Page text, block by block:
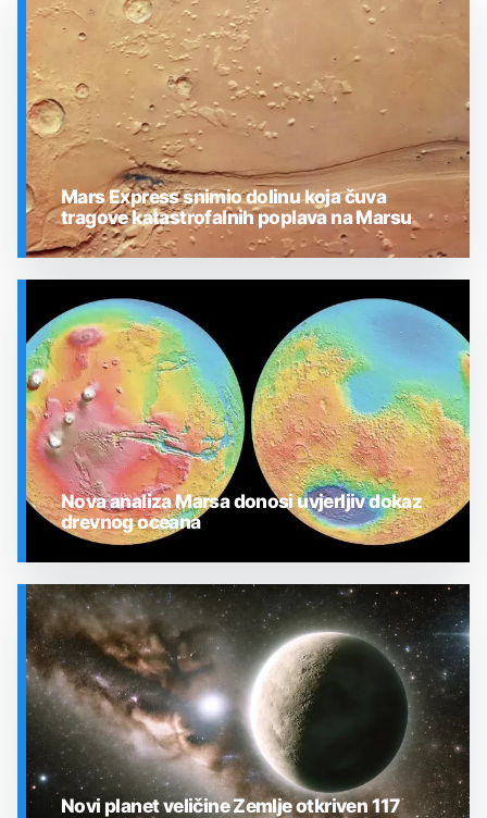
SVEMIR
Mars Express snimio dolinu koja čuva
tragove katastrofalnih poplava na Marsu
SVEMIR
Nova analiza Marsa donosi uvjerljiv dokaz
drevnog oceana
Novi planet veličine Zemlje otkriven 117